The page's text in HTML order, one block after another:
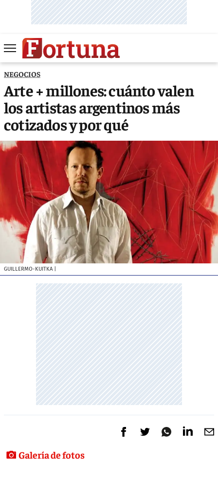
NEGOCIOS
Arte + millones: cuánto valen
los artistas argentinos más
cotizados y por qué
GUILLERMO-KUITKA|
Galería de fotos